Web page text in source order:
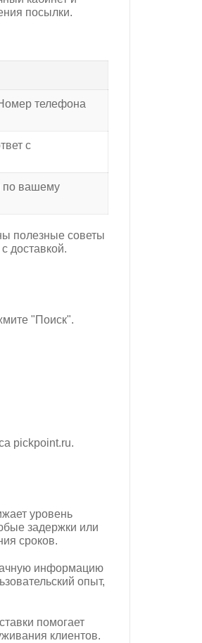
посылки.
телефона
с
по вашему
полезные советы
доставкой.
"Поиск".
pickpoint.ru.
уровень
задержки или
сроков.
информацию
опыт,
помогает
клиентов.